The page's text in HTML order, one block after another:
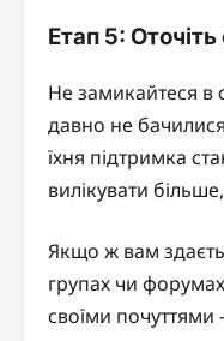
Етап 5:
Не замикайтеся в
давно не
їхня підтримка
вилікувати
Якщо ж вам
групах чи
своїми почуттями